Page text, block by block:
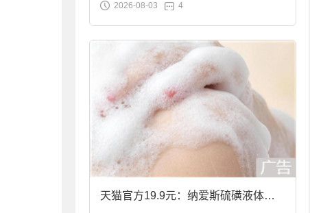
合金筷子大促：19.9元
2026-08-03 4
天猫官方19.9元：纳爱斯硫磺液体香